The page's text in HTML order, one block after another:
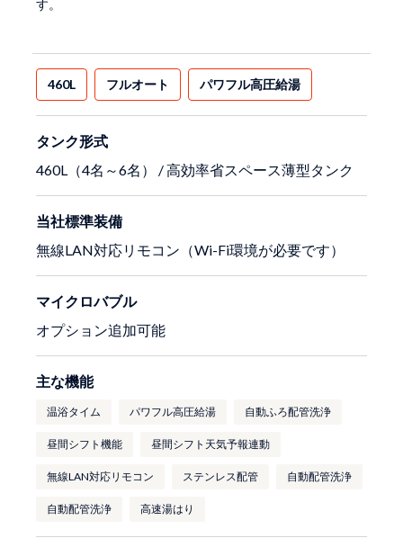
す。
460L フルオート パワフル高圧給湯
タンク形式
460L（4名～6名） / 高効率省スペース薄型タンク
当社標準装備
無線LAN対応リモコン（Wi-Fi環境が必要です）
マイクロバブル
オプション追加可能
主な機能
温浴タイム パワフル高圧給湯 自動ふろ配管洗浄
昼間シフト機能 昼間シフト天気予報連動
無線LAN対応リモコン ステンレス配管 自動配管洗浄
自動配管洗浄 高速湯はり